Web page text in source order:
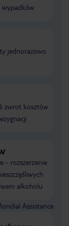
wypadków
jednorazowo
zwrot kosztów
- rozszerzenie
alkoholu
Assistance